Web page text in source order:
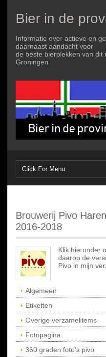
Bier in de
Informatie over actieve en
daarnaast aandacht voor
de beste bierplekken van dit
Groningen
Brouwerij Pivo Haren
2016-2018
Klik hieronder
daarop de
Pivo in mijn
Algemeen
Etiketten
Overige verzamelitems
Fotopagina
360 graden foto's pivo